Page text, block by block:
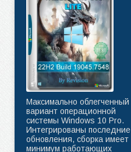
Максимально облегченный
вариант операционной
системы Windows 10 Pro.
Интегрированы последние
обновления, сборка имеет
минимум работающих